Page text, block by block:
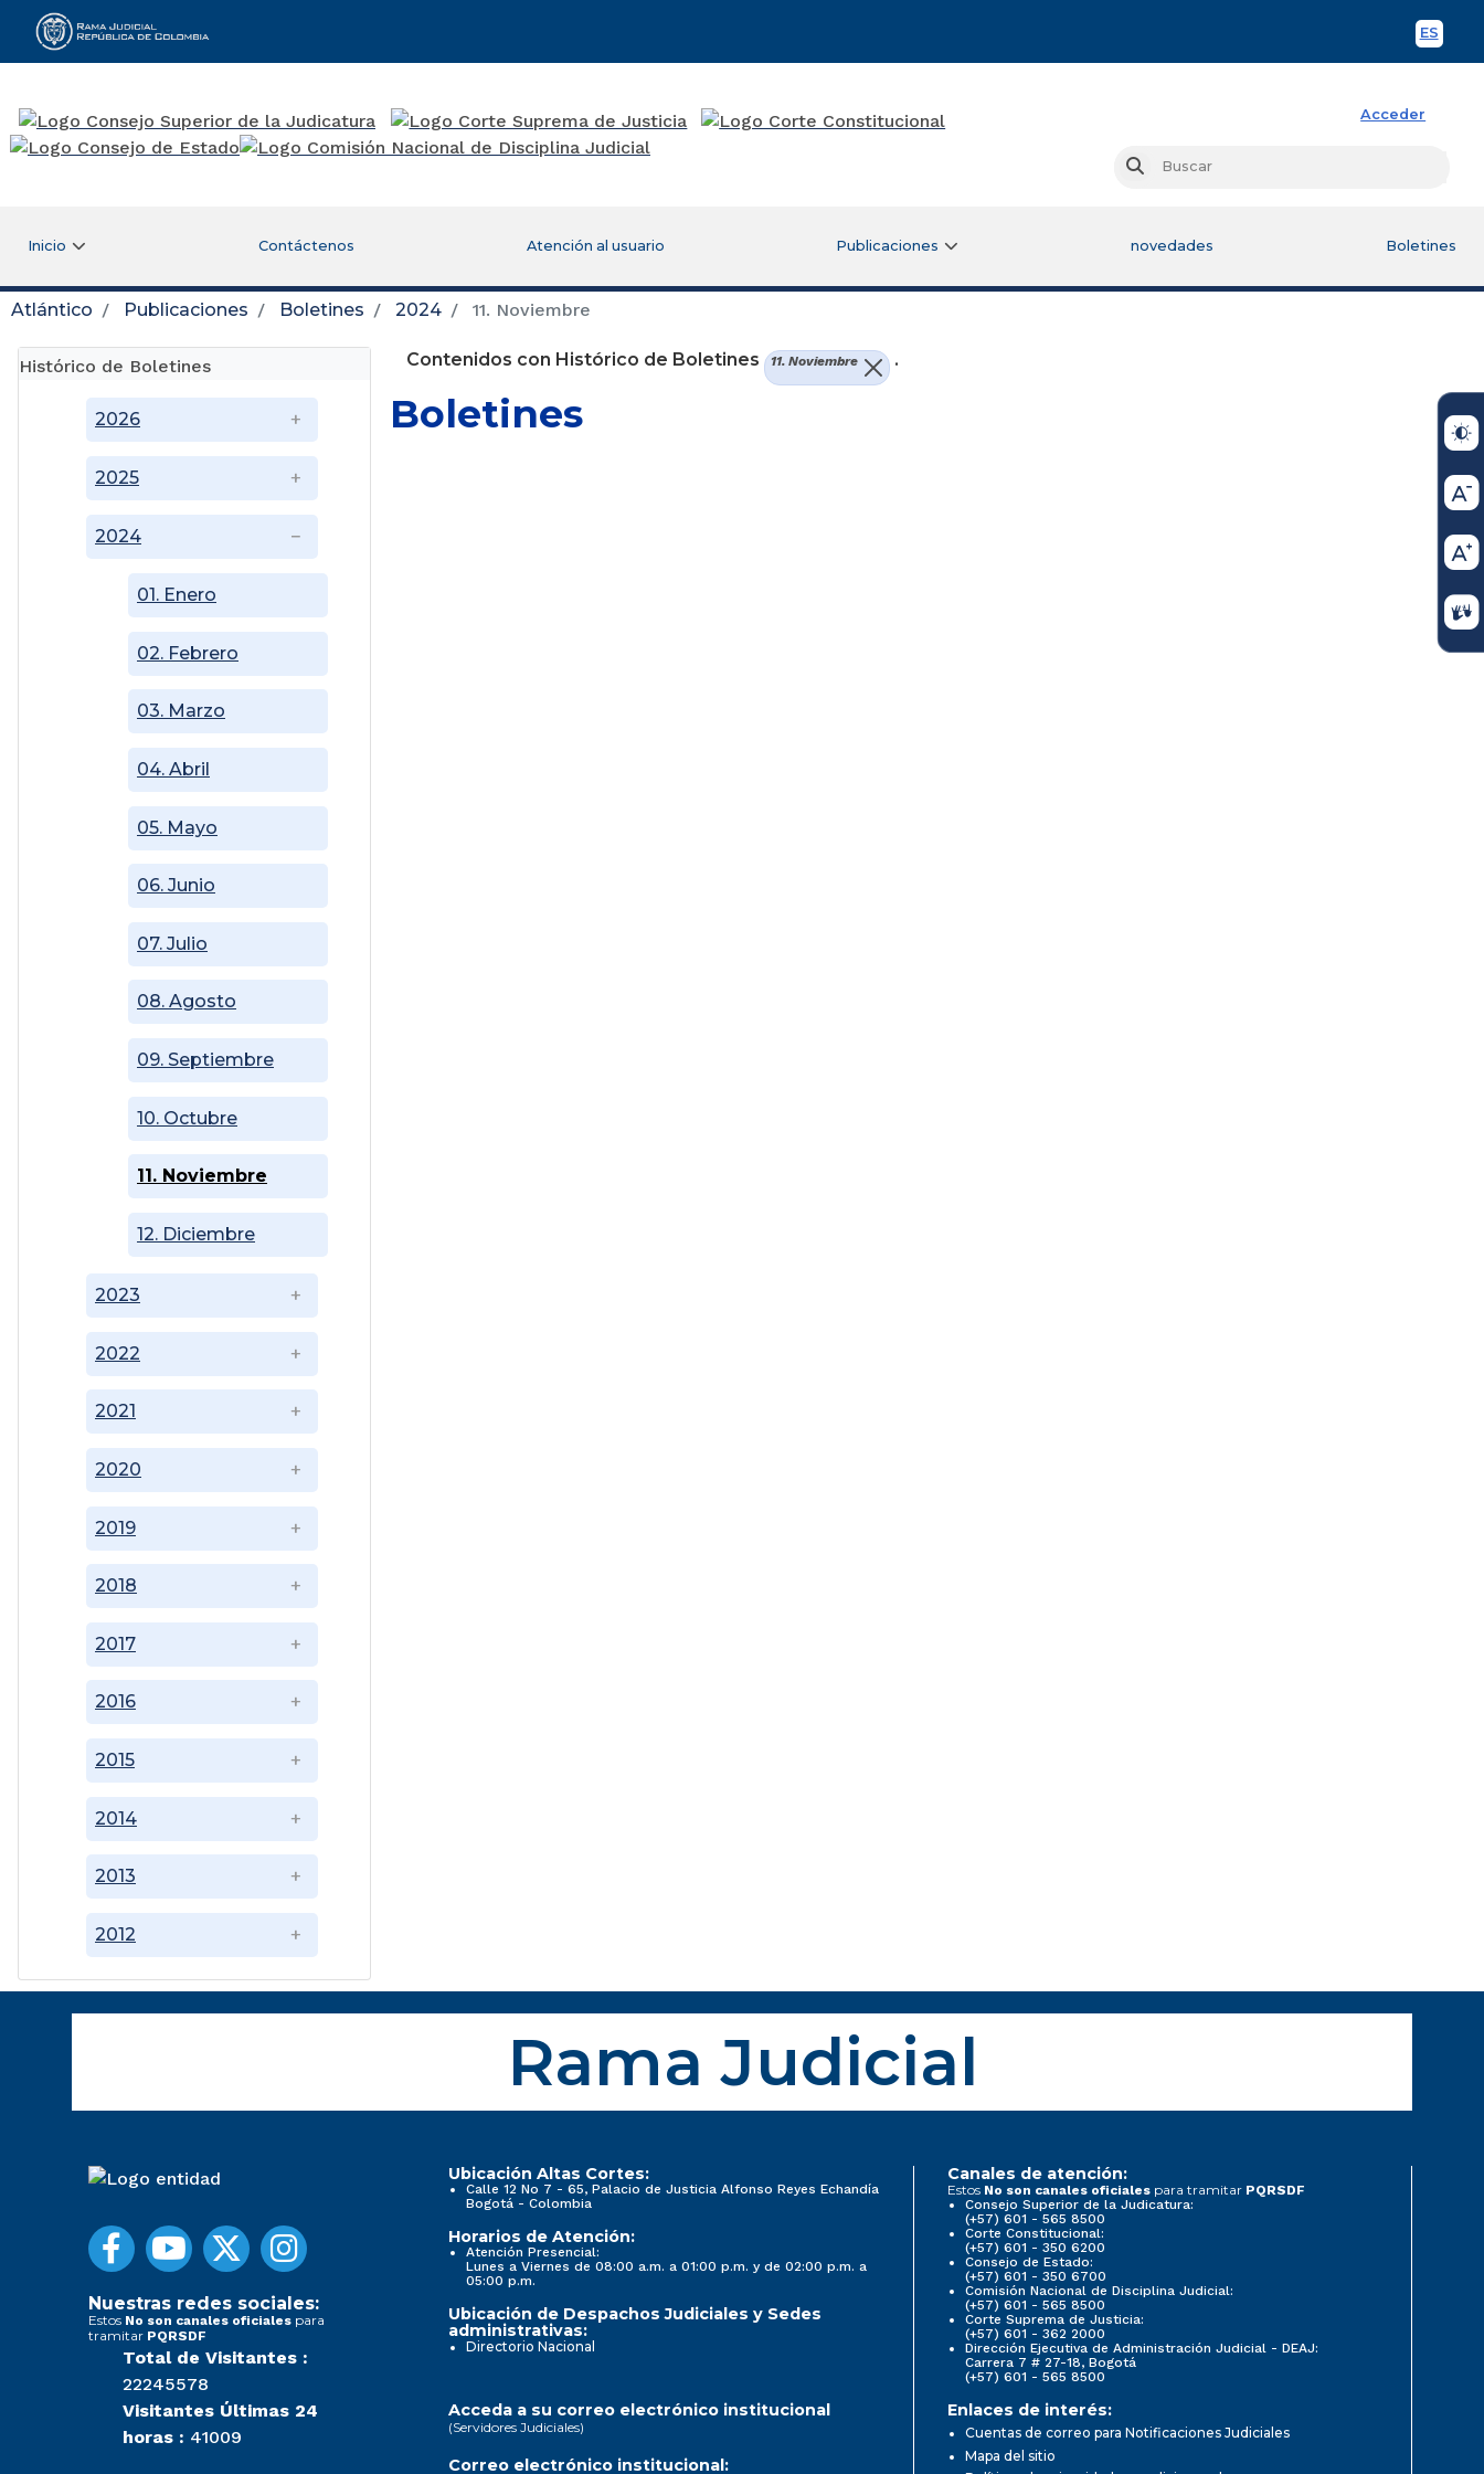
ES
Rama Judicial
Acceder
Buscar
Inicio Contáctenos Atención al usuario Publicaciones novedades Boletines
Atlántico Publicaciones Boletines 2024 11. Noviembre
Histórico de Boletines
2012
2013
2014
2015
2016
2017
2018
2019
2020
2021
2022
2023
2024
01. Enero
02. Febrero
03. Marzo
04. Abril
05. Mayo
06. Junio
07. Julio
08. Agosto
09. Septiembre
10. Octubre
11. Noviembre
12. Diciembre
2025
2026
Contenidos con Histórico de Boletines 11. Noviembre .
Boletines
Rama Judicial
Nuestras redes sociales:
Estos No son canales oficiales para
tramitar PQRSDF
Total de Visitantes :
22245578
Visitantes Últimas 24
horas : 41009
Ubicación Altas Cortes:
Calle 12 No 7 - 65, Palacio de Justicia Alfonso Reyes Echandía
Bogotá - Colombia
Horarios de Atención:
Atención Presencial:
Lunes a Viernes de 08:00 a.m. a 01:00 p.m. y de 02:00 p.m. a
05:00 p.m.
Ubicación de Despachos Judiciales y Sedes
administrativas:
Directorio Nacional
Canales de atención:
Estos No son canales oficiales para tramitar PQRSDF
Consejo Superior de la Judicatura:
(+57) 601 - 565 8500
Corte Constitucional:
(+57) 601 - 350 6200
Consejo de Estado:
(+57) 601 - 350 6700
Comisión Nacional de Disciplina Judicial:
(+57) 601 - 565 8500
Corte Suprema de Justicia:
(+57) 601 - 362 2000
Dirección Ejecutiva de Administración Judicial - DEAJ:
Carrera 7 # 27-18, Bogotá
(+57) 601 - 565 8500
Acceda a su correo electrónico institucional
(Servidores Judiciales)
Correo electrónico institucional:
Enlaces de interés:
Cuentas de correo para Notificaciones Judiciales
Mapa del sitio